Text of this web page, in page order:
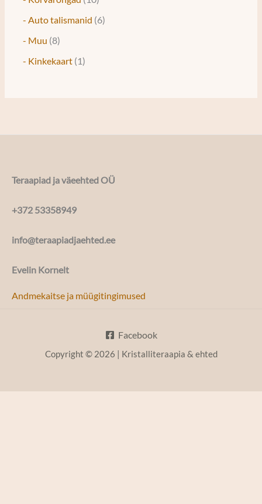
- Auto talismanid 6
- Muu 8
- Kinkekaart 1
Teraapiad ja väeehted OÜ
+372 53358949
info@teraapiadjaehted.ee
Evelin Kornelt
Andmekaitse ja müügitingimused
Facebook
Copyright © 2026 | Kristalliteraapia & ehted